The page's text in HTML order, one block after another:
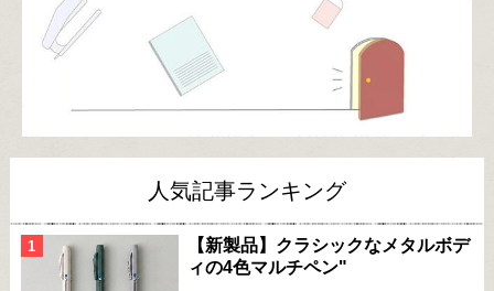
人気記事ランキング
【新製品】クラシックなメタルボデ
ィの4色マルチペン"